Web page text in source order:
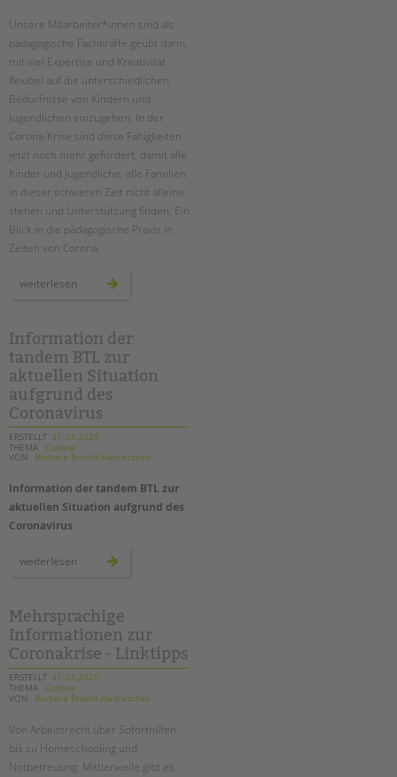
Unsere Mitarbeiter*innen sind als
pädagogische Fachkräfte geübt darin,
mit viel Expertise und Kreativität
flexibel auf die unterschiedlichen
Bedürfnisse von Kindern und
Jugendlichen einzugehen. In der
Corona-Krise sind diese Fähigkeiten
jetzt noch mehr gefordert, damit alle
Kinder und Jugendliche, alle Familien
in dieser schweren Zeit nicht alleine
stehen und Unterstützung finden. Ein
Blick in die pädagogische Praxis in
Zeiten von Corona.
weiterlesen
der
notbetreuung
oder
virtuell:
die
pädagogische
arbeit
geht
weiter!
Information der
tandem BTL zur
aktuellen Situation
aufgrund des
Coronavirus
ERSTELLT 31.03.2020
THEMA Corona
VON
Barbara Brecht-Hadraschek
Information der tandem BTL zur
aktuellen Situation aufgrund des
Coronavirus
weiterlesen information
aktuellen
situation
aufgrund
des
coronavirus
Mehrsprachige
Informationen zur
Coronakrise - Linktipps
ERSTELLT 31.03.2020
THEMA Corona
VON
Barbara Brecht-Hadraschek
Von Arbeitsrecht über Soforthilfen
bis zu Homeschooling und
Notbetreuung: Mittlerweile gibt es